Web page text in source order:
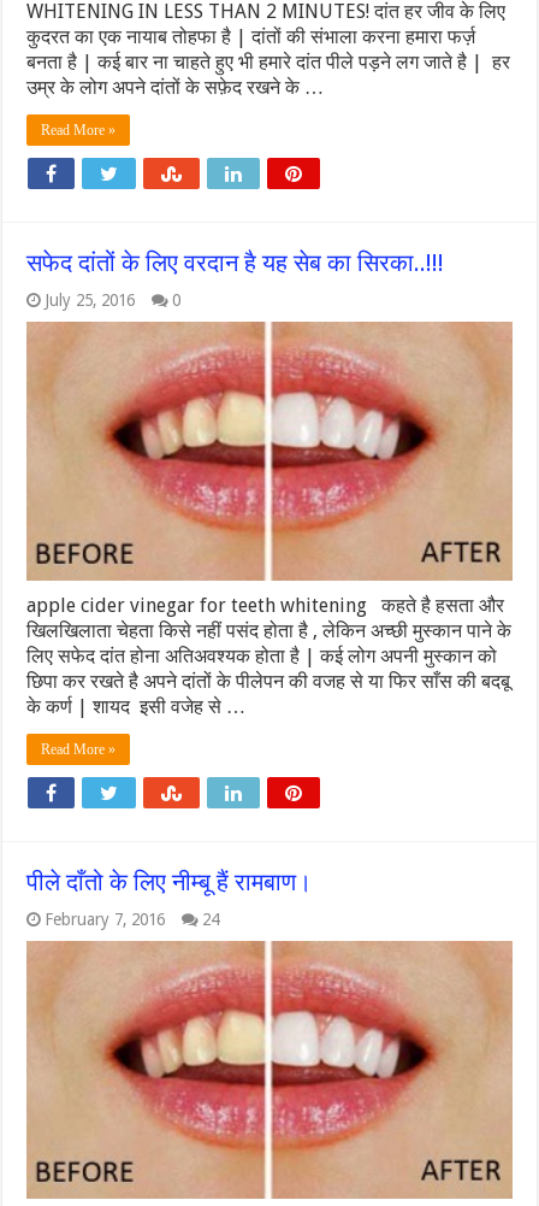
WHITENING IN LESS THAN 2 MINUTES! दांत हर जीव के लिए
कुदरत का एक नायाब तोहफा है | दांतों की संभाला करना हमारा फर्ज़
बनता है | कई बार ना चाहते हुए भी हमारे दांत पीले पड़ने लग जाते है | हर
उम्र के लोग अपने दांतों के सफ़ेद रखने के …
Read More »
सफेद दांतों के लिए वरदान है यह सेब का सिरका..!!!
July 25, 2016 0
apple cider vinegar for teeth whitening कहते है हसता और
खिलखिलाता चेहता किसे नहीं पसंद होता है , लेकिन अच्छी मुस्कान पाने के
लिए सफेद दांत होना अतिअवश्यक होता है | कई लोग अपनी मुस्कान को
छिपा कर रखते है अपने दांतों के पीलेपन की वजह से या फिर साँस की बदबू
के कर्ण | शायद इसी वजेह से …
Read More »
पीले दाँतो के लिए नीम्बू हैं रामबाण।
February 7, 2016 24